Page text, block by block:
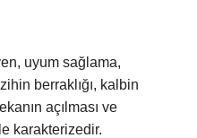
uyum sağlama,
berraklığı, kalbin
açılması ve
karakterizedir.